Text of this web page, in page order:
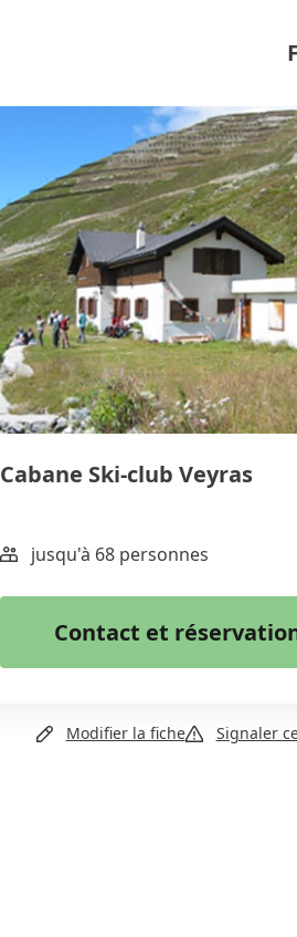
Cabane Ski-club Veyras
WhatsApp
Email
Copier le lien
jusqu'à 68 personnes
Contact et
Email
Modifier la fiche Signaler